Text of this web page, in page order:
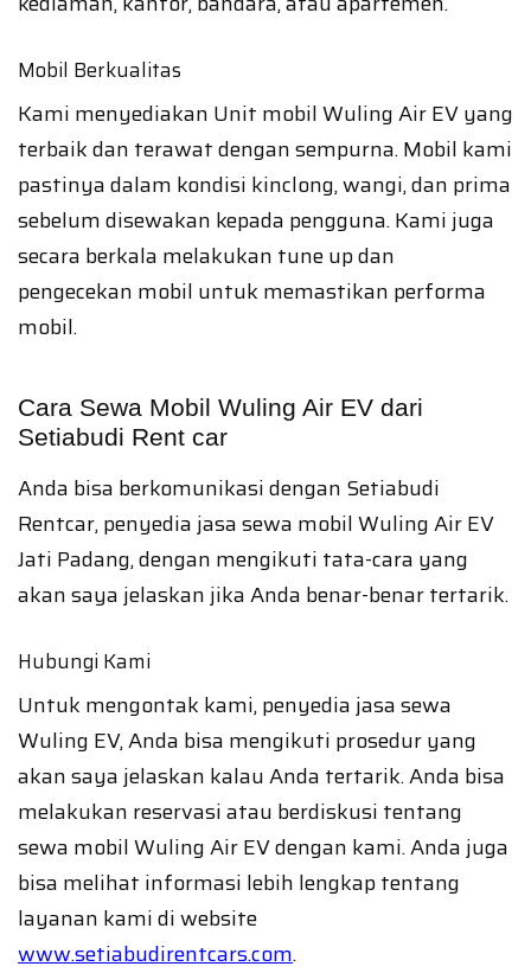
Mobil Berkualitas
Kami menyediakan Unit mobil Wuling Air EV yang
terbaik dan terawat dengan sempurna. Mobil kami
pastinya dalam kondisi kinclong, wangi, dan prima
sebelum disewakan kepada pengguna. Kami juga
secara berkala melakukan tune up dan
pengecekan mobil untuk memastikan performa
mobil.
Cara Sewa Mobil Wuling Air EV dari
Setiabudi Rent car
Anda bisa berkomunikasi dengan Setiabudi
Rentcar, penyedia jasa sewa mobil Wuling Air EV
Jati Padang, dengan mengikuti tata-cara yang
akan saya jelaskan jika Anda benar-benar tertarik.
Hubungi Kami
Untuk mengontak kami, penyedia jasa sewa
Wuling EV, Anda bisa mengikuti prosedur yang
akan saya jelaskan kalau Anda tertarik. Anda bisa
melakukan reservasi atau berdiskusi tentang
sewa mobil Wuling Air EV dengan kami. Anda juga
bisa melihat informasi lebih lengkap tentang
layanan kami di website
www.setiabudirentcars.com.